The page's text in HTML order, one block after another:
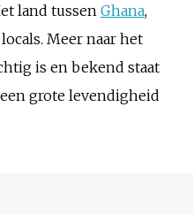
land tussen Ghana,
Meer naar het
is en bekend staat
grote levendigheid